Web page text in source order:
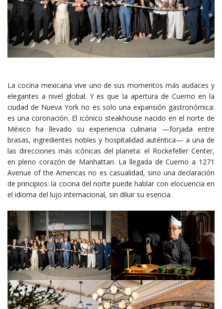
La cocina mexicana vive uno de sus momentos más audaces y
elegantes a nivel global. Y es que la apertura de Cuerno en la
ciudad de Nueva York no es solo una expansión gastronómica:
es una coronación. El icónico steakhouse nacido en el norte de
México ha llevado su experiencia culinaria —forjada entre
brasas, ingredientes nobles y hospitalidad auténtica— a una de
las direcciones más icónicas del planeta: el Rockefeller Center,
en pleno corazón de Manhattan. La llegada de Cuerno a 1271
Avenue of the Americas no es casualidad, sino una declaración
de principios: la cocina del norte puede hablar con elocuencia en
el idioma del lujo internacional, sin diluir su esencia.